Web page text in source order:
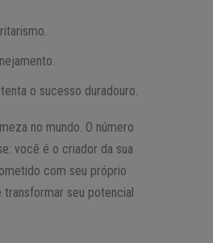
o sucesso duradouro.
no mundo. O número
você é o criador da sua
com seu próprio
seu potencial